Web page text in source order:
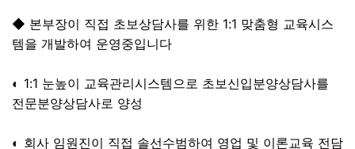
◆ 본부장이 직접 초보상담사를 위한 1:1 맞춤형 교육시스
템을 개발하여 운영중입니다
◐ 1:1 눈높이 교육관리시스템으로 초보신입분양상담사를
전문분양상담사로 양성
◐ 회사 임원진이 직접 솔선수범하여 영업 및 이론교육 전담